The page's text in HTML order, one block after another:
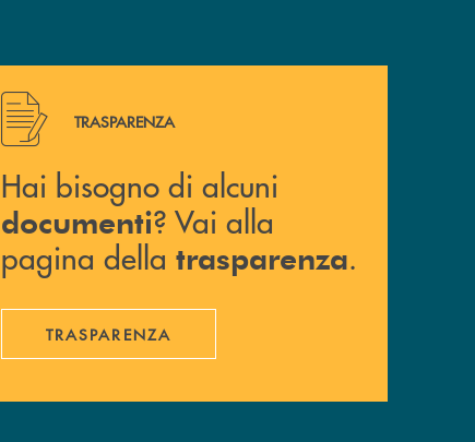
Hai bisogno di alcuni documenti ? Vai alla pagina della
TRASPARENZA
Hai bisogno di alcuni
documenti? Vai alla
pagina della trasparenza.
TRASPARENZA